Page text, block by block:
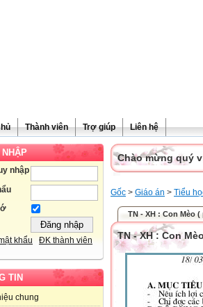
Thành viên Trợ giúp Liên hệ
nhập
khẩu ĐK thành viên
TIN
chung
Chào mừng quý
Gốc > Giáo án > Tiểu
TN - XH : Con Mèo
TN - XH : Con